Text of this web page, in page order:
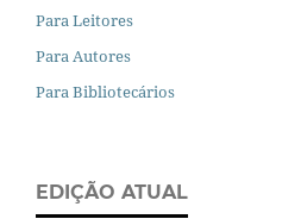
Para Leitores
Para Autores
Para Bibliotecários
EDIÇÃO ATUAL